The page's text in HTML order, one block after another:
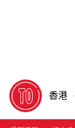
香港